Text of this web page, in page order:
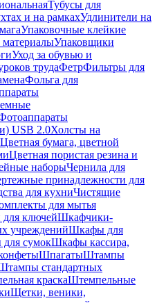
Тубусы для
и на рамкахУдлинители на
Упаковочные клейкие
Упаковщики
Уход за обувью и
трудаФетрФильтры для
Фольга для
USB 2.0Холсты на
Цветная бумага, цветной
Цветная пористая резина и
наборыЧернила для
принадлежности для
для кухниЧистящие
для мытья
ключейШкафчики-
учрежденийШкафы для
сумокШкафы кассира,
ШпагатыШтампы
стандартных
краскаШтемпельные
Щетки, веники,